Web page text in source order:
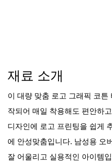
재료 소개
이 대량 맞춤 로고 그래픽 코튼
작되어 매일 착용해도 편안하
디자인에 로고 프린팅을 쉽게
에 안성맞춤입니다. 남성용 오
잘 어울리고 실용적인 아이템